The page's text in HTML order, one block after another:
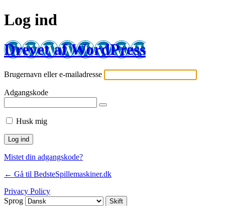
Log ind
Drevet af WordPress
Brugernavn eller e-mailadresse
Adgangskode
Husk mig
Mistet din adgangskode?
← Gå til BedsteSpillemaskiner.dk
Privacy Policy
Sprog